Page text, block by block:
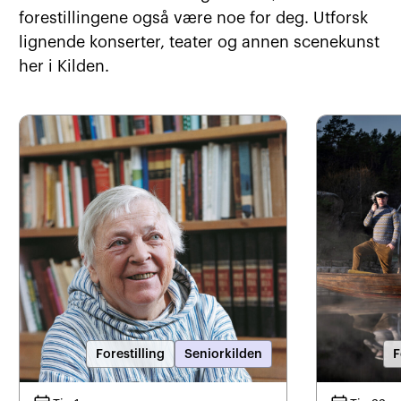
forestillingene også være noe for deg. Utforsk
lignende konserter, teater og annen scenekunst
her i Kilden.
Forestilling Seniorkilden